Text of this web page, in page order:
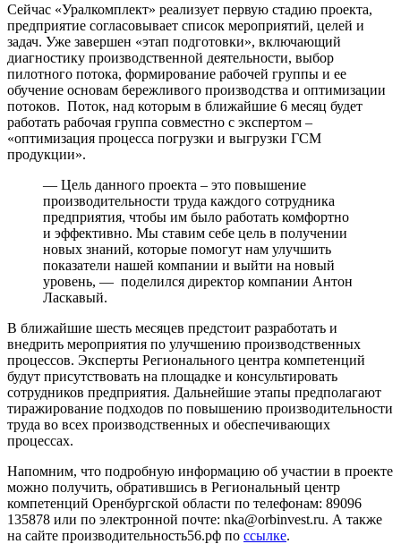
Сейчас «Уралкомплект» реализует первую стадию проекта,
предприятие согласовывает список мероприятий, целей и
задач. Уже завершен «этап подготовки», включающий
диагностику производственной деятельности, выбор
пилотного потока, формирование рабочей группы и ее
обучение основам бережливого производства и оптимизации
потоков. Поток, над которым в ближайшие 6 месяц будет
работать рабочая группа совместно с экспертом –
«оптимизация процесса погрузки и выгрузки ГСМ
продукции».
— Цель данного проекта – это повышение
производительности труда каждого сотрудника
предприятия, чтобы им было работать комфортно
и эффективно. Мы ставим себе цель в получении
новых знаний, которые помогут нам улучшить
показатели нашей компании и выйти на новый
уровень, — поделился директор компании Антон
Ласкавый.
В ближайшие шесть месяцев предстоит разработать и
внедрить мероприятия по улучшению производственных
процессов. Эксперты Регионального центра компетенций
будут присутствовать на площадке и консультировать
сотрудников предприятия. Дальнейшие этапы предполагают
тиражирование подходов по повышению производительности
труда во всех производственных и обеспечивающих
процессах.
Напомним, что подробную информацию об участии в проекте
можно получить, обратившись в Региональный центр
компетенций Оренбургской области по телефонам: 89096
135878 или по электронной почте: nka@orbinvest.ru. А также
на сайте производительность56.рф по ссылке.